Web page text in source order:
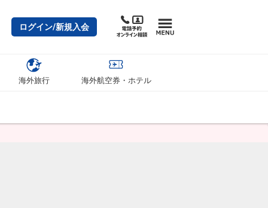
ログイン/新規入会
海外旅行 海外航空券・ホテル